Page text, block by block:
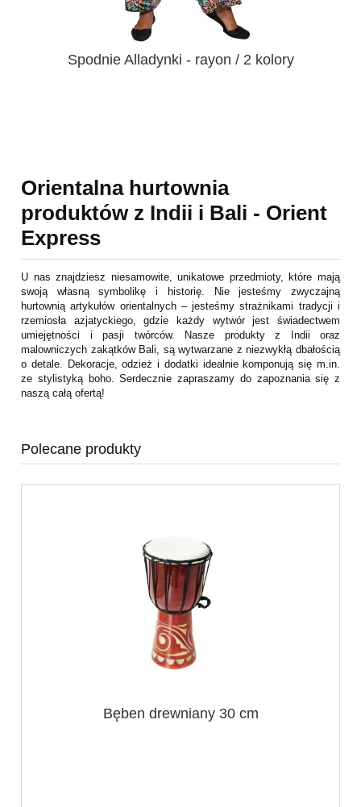
Spodnie Alladynki - rayon / 2 kolory
Orientalna hurtownia
produktów z Indii i Bali - Orient
Express
U nas znajdziesz niesamowite, unikatowe przedmioty, które mają
swoją własną symbolikę i historię. Nie jesteśmy zwyczajną
hurtownią artykułów orientalnych – jesteśmy strażnikami tradycji i
rzemiosła azjatyckiego, gdzie każdy wytwór jest świadectwem
umiejętności i pasji twórców. Nasze produkty z Indii oraz
malowniczych zakątków Bali, są wytwarzane z niezwykłą dbałością
o detale. Dekoracje, odzież i dodatki idealnie komponują się m.in.
ze stylistyką boho. Serdecznie zapraszamy do zapoznania się z
naszą całą ofertą!
Polecane produkty
Bęben drewniany 30 cm